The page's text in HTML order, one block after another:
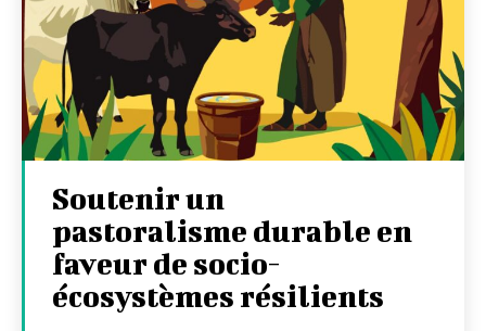
Soutenir un
pastoralisme durable en
faveur de socio-
écosystèmes résilients